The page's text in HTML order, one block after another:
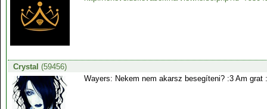
Crystal (59456)
Wayers: Nekem nem akarsz besegíteni? :3 Am grat